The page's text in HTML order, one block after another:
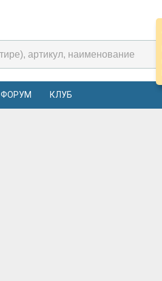
ФОРУМ КЛУБ